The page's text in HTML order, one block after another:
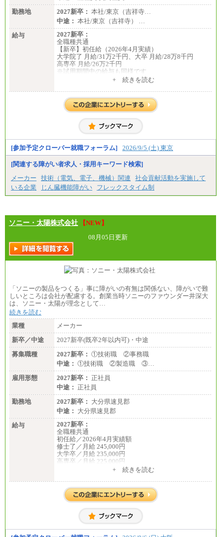
勤務地
2027新卒： 本社/東京（吉祥寺…
中途： 本社/東京（吉祥寺） …
給与
2027新卒：
全職種共通
【新卒】初任給（2026年4月実績）
大学院了 月給/31万2千円、大卒 月給/28万8千円
高専卒 月給/26万2千円
※試用期間中の給与も同様です
【中途】月給19万8千円～
※勤務地によって異なります。
※経験やスキルを考慮し、規定により決定します。
+ 続きを読む
[参加予定クローバー就職フォーラム] 2026/9/5 (土) 東京
[関連する障がい者求人・採用キーワード検索]
メーカー
技術（電気、電子、機械）関連
社会貢献活動を実施して
いる企業
じん臓機能障がい フレックスタイム制
ソニー・太陽株式会社
【NEW】
08月05日更新
「ソニーの製品をつくる」事に障がいの有無は関係ない、障がいで難
しいところは会社が配慮する。創業当時ソニーのファウンダー井深大
は、ソニー・太陽が理念として…
続きを読む
業種
メーカー
新卒／中途
2027新卒(既卒2年以内可)・中途
募集職種
2027新卒： ①技術職 ②事務職
中途： ①技術職 ②製造職 ③…
雇用形態
2027新卒： 正社員
中途： 正社員
勤務地
2027新卒： 大分県速見郡
中途： 大分県速見郡
給与
2027新卒：
全職種共通
初任給／2026年4月実績額
修士了／月給 245,000円
大学卒／月給 235,000円
高専卒／月給 225,000円
短大卒／月給 210,000円
※試用期間中も給与に変更はございません
※博士課程修了者は修士卒の金額を最低額とし、経
験・能力を考慮のうえ、当社規程に基づき決定いた
月給200,000円～350,000円
基本給は能力、過去の職歴を考慮の上、当社規定に
+ 続きを読む